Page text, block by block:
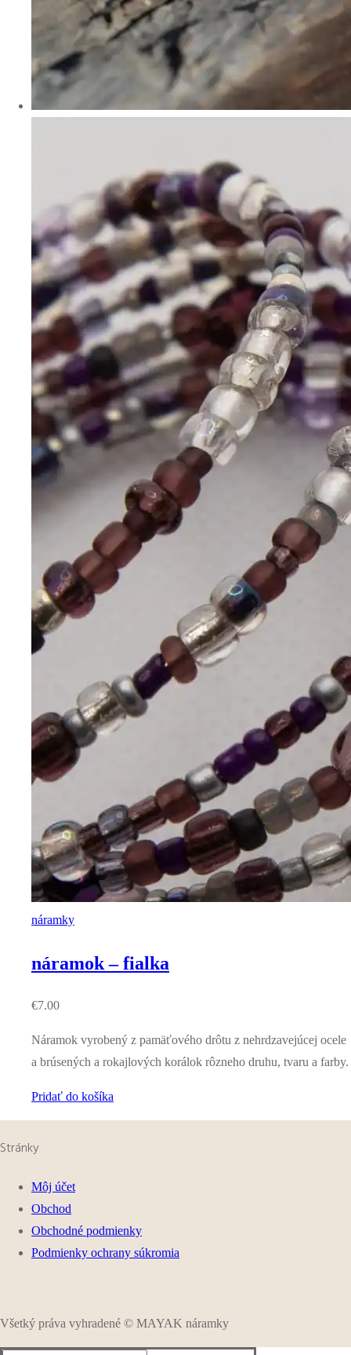
náramky
náramok – fialka
€7.00
Náramok vyrobený z pamäťového drôtu z nehrdzavejúcej ocele
a brúsených a rokajlových korálok rôzneho druhu, tvaru a farby.
Pridať do košíka
Stránky
Môj účet
Obchod
Obchodné podmienky
Podmienky ochrany súkromia
Všetký práva vyhradené © MAYAK náramky